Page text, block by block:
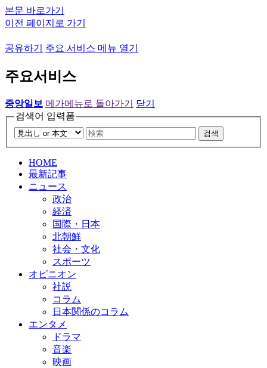
본문 바로가기
이전 페이지로 가기
공유하기 주요 서비스 메뉴 열기
주요서비스
중앙일보 메가메뉴로 돌아가기
닫기
검색어 입력폼
검색
HOME
最新記事
ニュース
政治
経済
国際・日本
北朝鮮
社会・文化
スポーツ
オピニオン
社説
コラム
日本関係のコラム
エンタメ
ドラマ
音楽
映画